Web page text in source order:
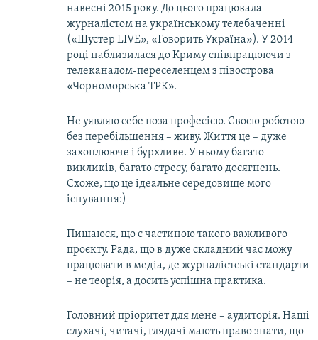
навесні 2015 року. До цього працювала
журналістом на українському телебаченні
(«Шустер LIVE», «Говорить Україна»). У 2014
році наблизилася до Криму співпрацюючи з
телеканалом-переселенцем з півострова
«Чорноморська ТРК».
Не уявляю себе поза професією. Своєю роботою
без перебільшення – живу. Життя це – дуже
захоплююче і бурхливе. У ньому багато
викликів, багато стресу, багато досягнень.
Схоже, що це ідеальне середовище мого
існування:)
Пишаюся, що є частиною такого важливого
проєкту. Рада, що в дуже складний час можу
працювати в медіа, де журналістські стандарти
– не теорія, а досить успішна практика.
Головний пріоритет для мене – аудиторія. Наші
слухачі, читачі, глядачі мають право знати, що